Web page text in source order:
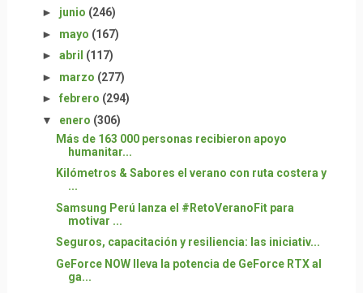
► junio (246)
► mayo (167)
► abril (117)
► marzo (277)
► febrero (294)
▼ enero (306)
Más de 163 000 personas recibieron apoyo
humanitar...
Kilómetros & Sabores el verano con ruta costera y
...
Samsung Perú lanza el #RetoVeranoFit para
motivar ...
Seguros, capacitación y resiliencia: las iniciativ...
GeForce NOW lleva la potencia de GeForce RTX al
ga...